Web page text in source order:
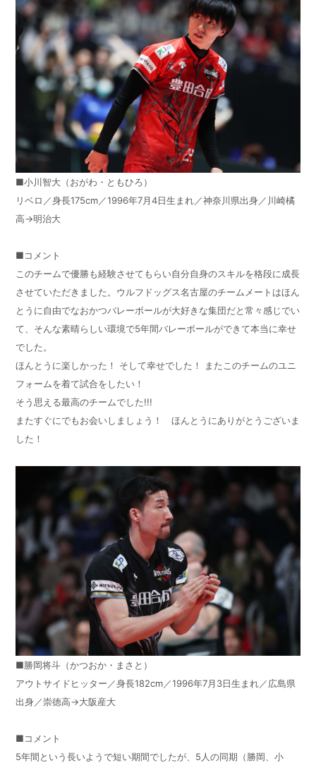
■小川智大（おがわ・ともひろ）
リベロ／身長175cm／1996年7月4日生まれ／神奈川県出身／川崎橘
高→明治大
■コメント
このチームで優勝も経験させてもらい自分自身のスキルを格段に成長
させていただきました。ウルフドッグス名古屋のチームメートはほん
とうに自由でなおかつバレーボールが大好きな集団だと常々感じでい
て、そんな素晴らしい環境で5年間バレーボールができて本当に幸せ
でした。
ほんとうに楽しかった！ そして幸せでした！ またこのチームのユニ
フォームを着て試合をしたい！
そう思える最高のチームでした!!!
またすぐにでもお会いしましょう！ ほんとうにありがとうございま
した！
■勝岡将斗（かつおか・まさと）
アウトサイドヒッター／身長182cm／1996年7月 3日生まれ／広島県
出身／崇徳高→大阪産大
■コメント
5年間という長いようで短い期間でしたが、 5 人の同期（勝岡、小